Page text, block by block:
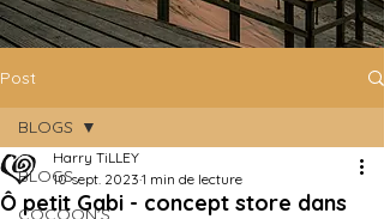
Post
BLOGS
COCOON'S
BLOGS
Ô petit Gabi - concept store dans
Harry TiLLEY
10 sept. 2023 1 min de lecture